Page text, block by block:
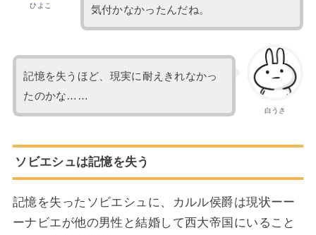
ひよこ
気付かなかったんだね。
白うさ
記憶を失うほど、現実に耐えきれなかっ
たのかな……
ソビエシュは記憶を失う
記憶を失ったソビエシュに、カルル侯爵は現状ーー
ーナビエが他の男性と結婚して西大帝国にいること